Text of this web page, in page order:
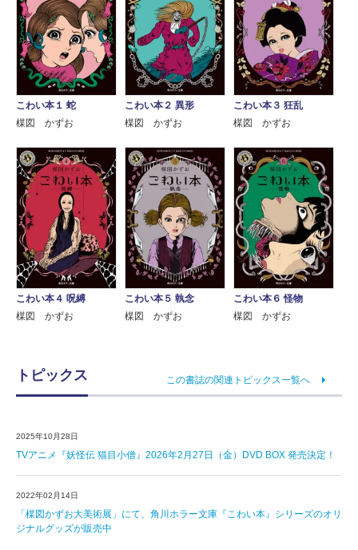
こわい本１ 蛇
楳図 かずお
こわい本２ 異形
楳図 かずお
こわい本３ 狂乱
楳図 かずお
こわい本４ 呪縛
楳図 かずお
こわい本５ 執念
楳図 かずお
こわい本６ 怪物
楳図 かずお
トピックス この書誌の関連トピックス一覧へ
2025年10月28日
TVアニメ『妖怪伝 猫目小僧』2026年2月27日（金）DVD BOX 発売決定！
2022年02月14日
「楳図かずお大美術展」にて、角川ホラー文庫『こわい本』シリーズのオリ
ジナルグッズが販売中